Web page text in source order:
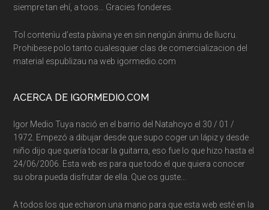
siempre tan ehí, a toos… Gracies fonderes.
Tol contenìu d’esta pàxina ye en sin nengún ánimu de llucru.
Prohibese polo tanto cualesquier clas de comercializacion del
material espublizau na web igormedio.com
ACERCA DE IGORMEDIO.COM
Igor Medio Tuya nació en el barrio del Natahoyo el 30 / 01 /
1972. Empezó a dibujar desde que supo coger un lápiz y desde
niño dijo que quería tocar la guitarra, eso fue lo que hizo hasta el
24/06/2006. Esta web es para que todo el que quiera conocer
su obra pueda disfrutar de ella. Que os guste…
A todos los que echaron una mano para que esta web esté en la